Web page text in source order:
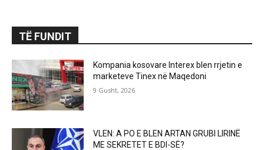
TË FUNDIT
Kompania kosovare Interex blen rrjetin e
marketeve Tinex në Maqedoni
9 Gusht, 2026
VLEN: A PO E BLEN ARTAN GRUBI LIRINË
ME SEKRETET E BDI-SË?